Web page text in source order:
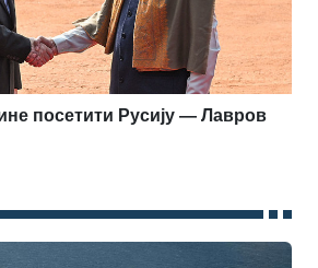
посетити Русију — Лавров